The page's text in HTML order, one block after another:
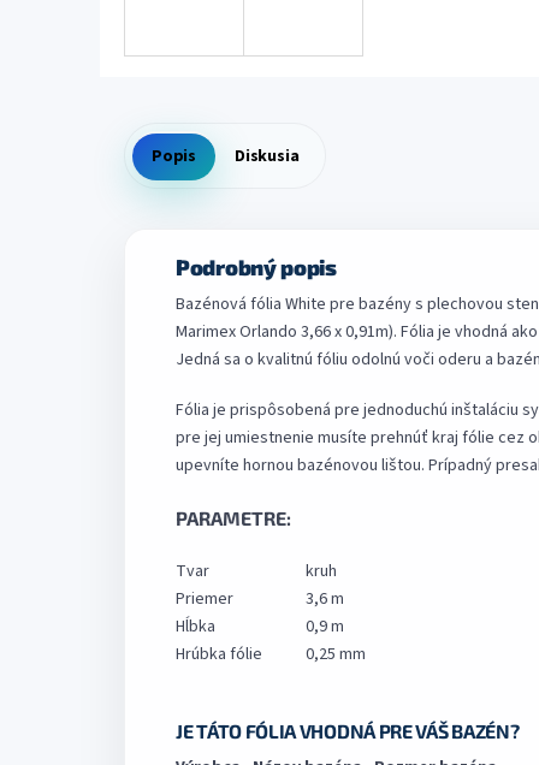
Popis Diskusia
Podrobný popis
Bazénová fólia White pre bazény s plechovou
Marimex Orlando 3,66 x 0,91m). Fólia je vhodná
Jedná sa o kvalitnú fóliu odolnú voči oderu a
Fólia je prispôsobená pre jednoduchú inštaláciu
pre jej umiestnenie musíte prehnúť kraj fólie cez
upevníte hornou bazénovou lištou. Prípadný
PARAMETRE:
Tvar
kruh
Priemer
3,6 m
Hĺbka
0,9 m
Hrúbka fólie
0,25 mm
JE TÁTO FÓLIA VHODNÁ PRE VÁŠ BAZÉN?